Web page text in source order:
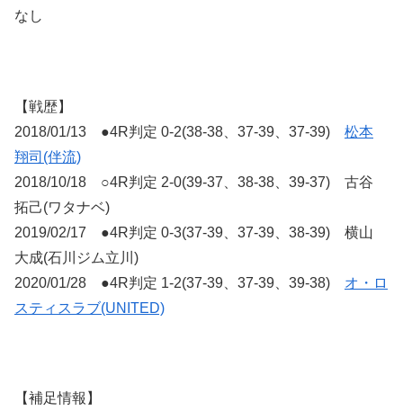
なし
【戦歴】
2018/01/13 ●4R判定 0-2(38-38、37-39、37-39) 松本
翔司(伴流)
2018/10/18 ○4R判定 2-0(39-37、38-38、39-37) 古谷
拓己(ワタナベ)
2019/02/17 ●4R判定 0-3(37-39、37-39、38-39) 横山
大成(石川ジム立川)
2020/01/28 ●4R判定 1-2(37-39、37-39、39-38) オ・ロ
スティスラブ(UNITED)
【補足情報】